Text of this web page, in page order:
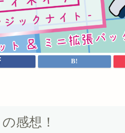
感想！